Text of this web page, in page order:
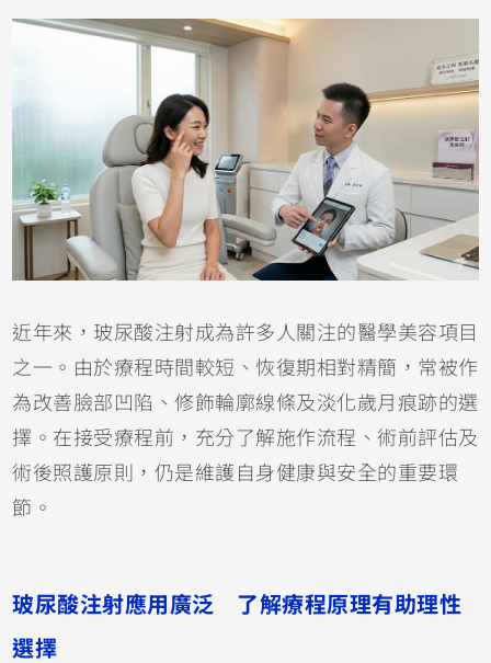
近年來，玻尿酸注射成為許多人關注的醫學美容項目
之一。由於療程時間較短、恢復期相對精簡，常被作
為改善臉部凹陷、修飾輪廓線條及淡化歲月痕跡的選
擇。在接受療程前，充分了解施作流程、術前評估及
術後照護原則，仍是維護自身健康與安全的重要環
節。
玻尿酸注射應用廣泛 了解療程原理有助理性
選擇